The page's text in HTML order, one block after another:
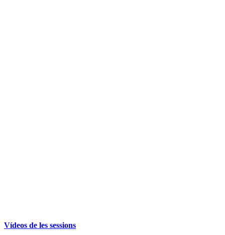
Vídeos de les sessions